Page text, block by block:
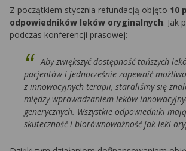
Z początkiem stycznia refundacją objęto 10
odpowiedników leków oryginalnych. Jak
podczas konferencji prasowej:
Aby zwiększyć dostępność tańszych
pacjentów i jednocześnie zapewnić
z innowacyjnych terapii, staraliśmy się
między wprowadzaniem leków
generycznych. Wszystkie odpowiedniki
skuteczność i biorównoważność jak leki